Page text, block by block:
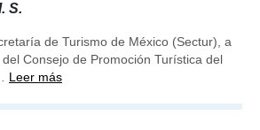
S.
de Turismo de México (Sectur), a
Consejo de Promoción Turística del
Leer más